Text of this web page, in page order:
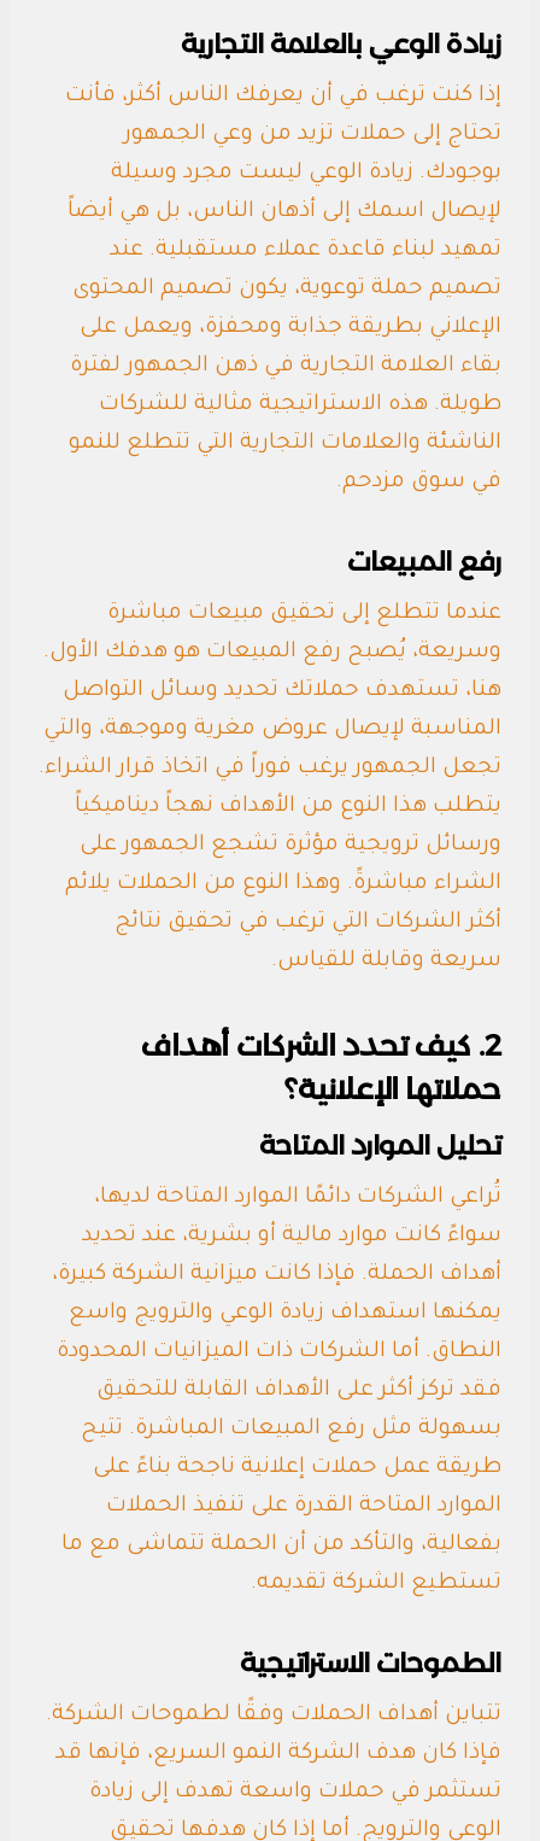
زيادة الوعي بالعلامة التجارية
إذا كنت ترغب في أن يعرفك الناس أكثر، فأنت
تحتاج إلى حملات تزيد من وعي الجمهور
بوجودك. زيادة الوعي ليست مجرد وسيلة
لإيصال اسمك إلى أذهان الناس، بل هي أيضاً
تمهيد لبناء قاعدة عملاء مستقبلية. عند
تصميم حملة توعوية، يكون تصميم المحتوى
الإعلاني بطريقة جذابة ومحفزة، ويعمل على
بقاء العلامة التجارية في ذهن الجمهور لفترة
طويلة. هذه الاستراتيجية مثالية للشركات
الناشئة والعلامات التجارية التي تتطلع للنمو
في سوق مزدحم.
رفع المبيعات
عندما تتطلع إلى تحقيق مبيعات مباشرة
وسريعة، يُصبح رفع المبيعات هو هدفك الأول.
هنا، تستهدف حملاتك تحديد وسائل التواصل
المناسبة لإيصال عروض مغرية وموجهة، والتي
تجعل الجمهور يرغب فوراً في اتخاذ قرار الشراء.
يتطلب هذا النوع من الأهداف نهجاً ديناميكياً
ورسائل ترويجية مؤثرة تشجع الجمهور على
الشراء مباشرةً. وهذا النوع من الحملات يلائم
أكثر الشركات التي ترغب في تحقيق نتائج
سريعة وقابلة للقياس.
2. كيف تحدد الشركات أهداف
حملاتها الإعلانية؟
تحليل الموارد المتاحة
تُراعي الشركات دائمًا الموارد المتاحة لديها،
سواءً كانت موارد مالية أو بشرية، عند تحديد
أهداف الحملة. فإذا كانت ميزانية الشركة كبيرة،
يمكنها استهداف زيادة الوعي والترويج واسع
النطاق. أما الشركات ذات الميزانيات المحدودة
فقد تركز أكثر على الأهداف القابلة للتحقيق
بسهولة مثل رفع المبيعات المباشرة. تتيح
طريقة عمل حملات إعلانية ناجحة بناءً على
الموارد المتاحة القدرة على تنفيذ الحملات
بفعالية، والتأكد من أن الحملة تتماشى مع ما
تستطيع الشركة تقديمه.
الطموحات الاستراتيجية
تتباين أهداف الحملات وفقًا لطموحات الشركة.
فإذا كان هدف الشركة النمو السريع، فإنها قد
تستثمر في حملات واسعة تهدف إلى زيادة
الوعي والترويج. أما إذا كان هدفها تحقيق